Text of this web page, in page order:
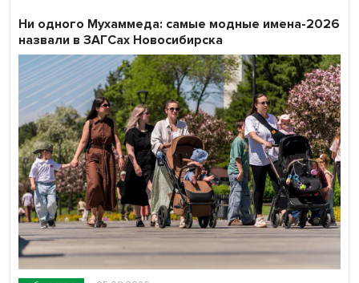
Ни одного Мухаммеда: самые модные имена-2026
назвали в ЗАГСах Новосибирска